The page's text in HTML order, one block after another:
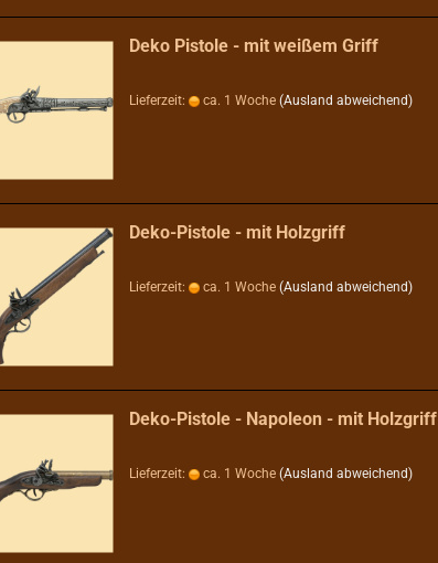
Deko Pistole - mit weißem Griff
Lieferzeit: ca. 1 Woche (Ausland abweichend)
Deko-Pistole - mit Holzgriff
Lieferzeit: ca. 1 Woche (Ausland abweichend)
Deko-Pistole - Napoleon - mit Holzgriff
Lieferzeit: ca. 1 Woche (Ausland abweichend)